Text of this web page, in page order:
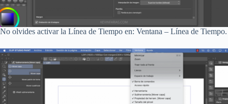
No olvides activar la Línea de Tiempo en: Ventana – Línea de Tiempo.